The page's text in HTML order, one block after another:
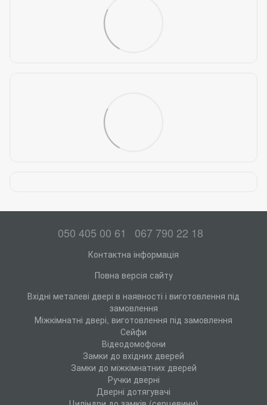
050 405 00 61 067 790 22 18
Контактна інформація
Повна версія сайту
Вхідні металеві двері в наявності і виготовлення під
замовлення
Міжкімнатні двері, виготовлення під замовлення
Сейфи
Відеодомофони
Замки до вхідних дверей
Замки до міжкімнатних дверей
Ручки дверні
Дверні дотягувачі